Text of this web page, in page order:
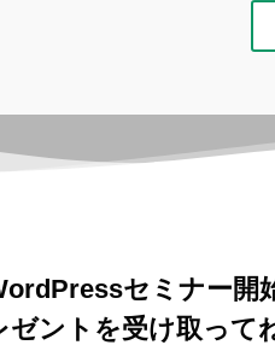
セミナー開
ゼントを受け取って